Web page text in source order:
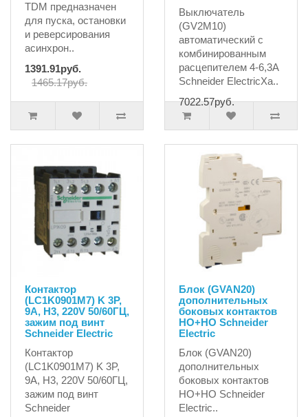
TDM предназначен
для пуска, остановки
и реверсирования
асинхрон..
1391.91руб.
1465.17руб.
Выключатель
(GV2M10)
автоматический с
комбинированным
расцепителем 4-6,3A
Schneider ElectricХа..
7022.57руб.
Контактор
(LC1K0901M7) K 3P,
9A, H3, 220V 50/60ГЦ,
зажим под винт
Schneider Electric
Контактор
(LC1K0901M7) K 3P,
9A, H3, 220V 50/60ГЦ,
зажим под винт
Schneider
Блок (GVAN20)
дополнительных
боковых контактов
HO+HO Schneider
Electric
Блок (GVAN20)
дополнительных
боковых контактов
HO+HO Schneider
Electric..